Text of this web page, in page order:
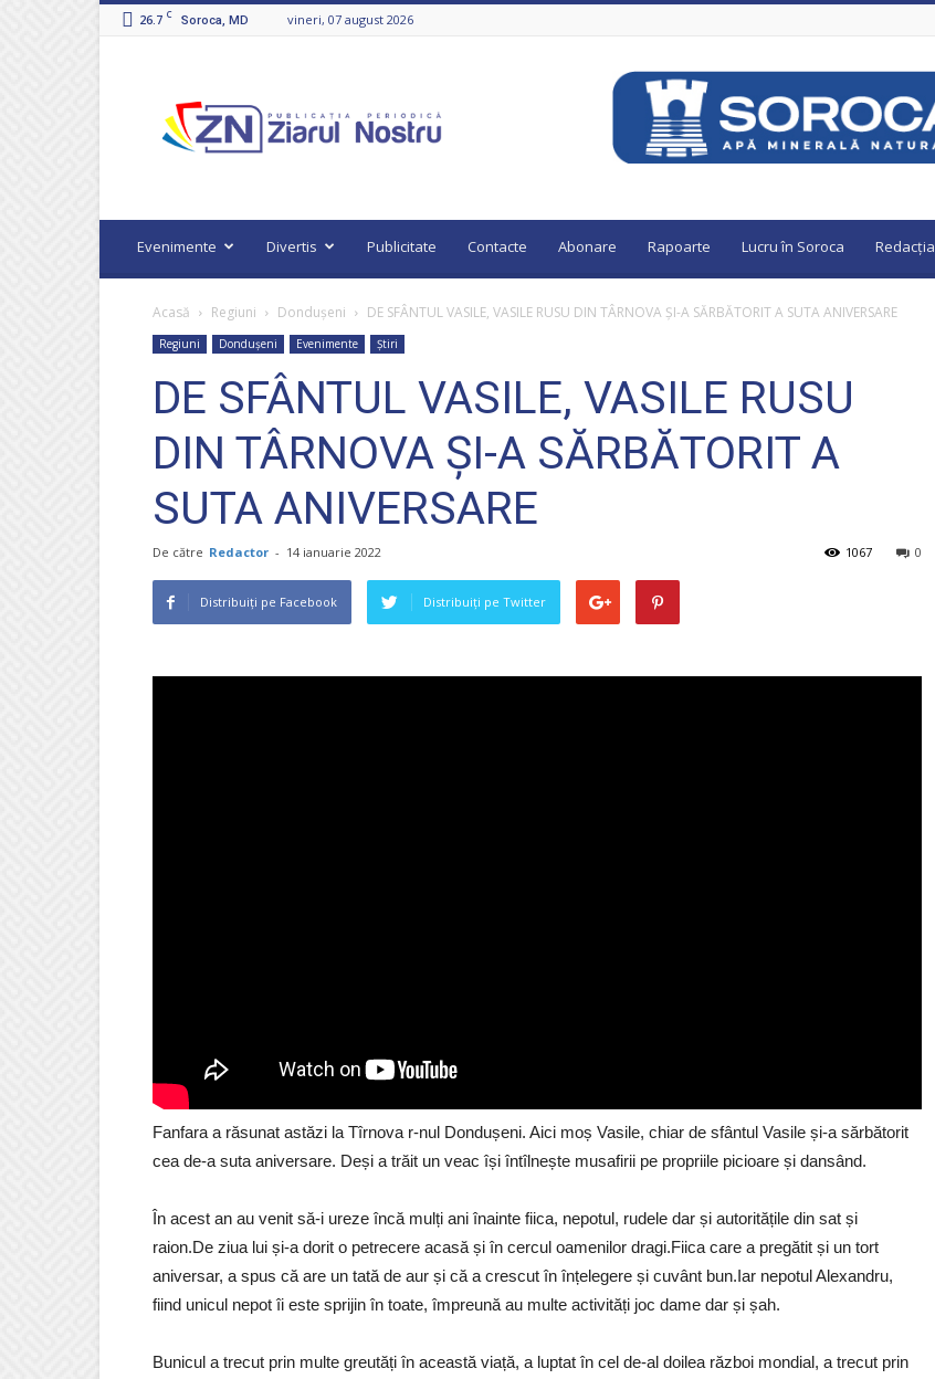
26.7 C Soroca, MD vineri, 07 august 2026
Nostru
Evenimente Divertis Publicitate Contacte Abonare Rapoarte Lucru în Soroca Redacția
Acasă Regiuni Dondușeni DE SFÂNTUL VASILE, VASILE RUSU DIN TÂRNOVA ȘI-A SĂRBĂTORIT A SUTA ANIVERSARE
Regiuni Dondușeni Evenimente Știri
DE SFÂNTUL VASILE, VASILE RUSU
DIN TÂRNOVA ȘI-A SĂRBĂTORIT A
SUTA ANIVERSARE
De către Redactor - 14 ianuarie 2022 0
1067
Distribuiți pe Facebook Distribuiți pe Twitter
Fanfara a răsunat astăzi la Tîrnova r-nul Dondușeni. Aici moș Vasile, chiar de sfântul Vasile și-a sărbătorit
cea de-a suta aniversare. Deși a trăit un veac își întîlnește musafirii pe propriile picioare și dansând.
În acest an au venit să-i ureze încă mulți ani înainte fiica, nepotul, rudele dar și autoritățile din sat și
raion.De ziua lui și-a dorit o petrecere acasă și în cercul oamenilor dragi.Fiica care a pregătit și un tort
aniversar, a spus că are un tată de aur și că a crescut în înțelegere și cuvânt bun.Iar nepotul Alexandru,
fiind unicul nepot îi este sprijin în toate, împreună au multe activități joc dame dar și șah.
Bunicul a trecut prin multe greutăți în această viață, a luptat în cel de-al doilea război mondial, a trecut prin